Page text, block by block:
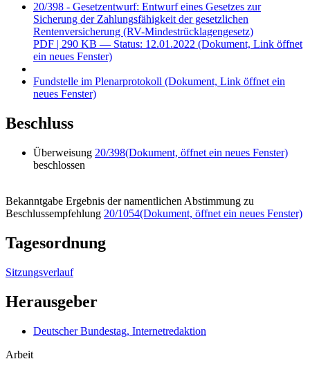
20/398 - Gesetzentwurf: Entwurf eines Gesetzes zur
Sicherung der Zahlungsfähigkeit der gesetzlichen
Rentenversicherung (RV-Mindestrücklagengesetz)
PDF | 290 KB — Status: 12.01.2022 (Dokument, Link öffnet
ein neues Fenster)
Fundstelle im Plenarprotokoll (Dokument, Link öffnet ein
neues Fenster)
Beschluss
Überweisung 20/398(Dokument, öffnet ein neues Fenster)
beschlossen
Bekanntgabe Ergebnis der namentlichen Abstimmung zu
Beschlussempfehlung 20/1054(Dokument, öffnet ein neues Fenster)
Tagesordnung
Sitzungsverlauf
Herausgeber
Deutscher Bundestag, Internetredaktion
Arbeit